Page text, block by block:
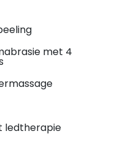
met 4
ledtherapie